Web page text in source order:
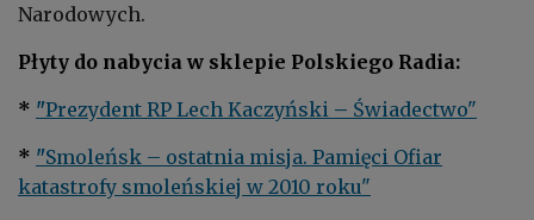
Narodowych.
Płyty do nabycia w sklepie Polskiego Radia:
* "Prezydent RP Lech Kaczyński – ​ Świadectwo"
* "Smoleńsk – ostatnia misja. Pamięci Ofiar
katastrofy smoleńskiej w 2010 roku"